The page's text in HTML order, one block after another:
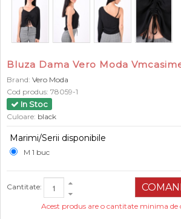
Bluza Dama Vero Moda
Brand: Vero Moda
Cod produs: 78059-1
In Stoc
Culoare: black
Marimi/Serii disponibile
M 1 buc
Cantitate:
Acest produs are o cantitate minima de